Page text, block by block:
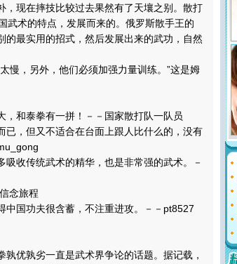
，现在摔技比较过去果然有了天壤之别。散打
武术的特点，发展而来的。俄罗斯散手王的
最实用的招式，然后发展出来的武功，自然
，另外，他们必须加强力量训练。”这是姆
和泰拳有一拼！－－国家散打队一队员
，但又不适合在台面上跟人比什么的，没有
收传统武术的精华，也是非常强的武术。－
念旅程
国功夫很含蓄，不注重进攻。－－pt8527
优孰劣一直是武术界争论的话题。据记载，